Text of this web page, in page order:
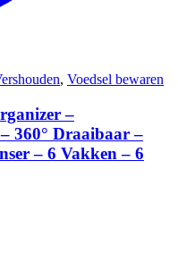
, Voedsel bewaren
–
360° Draaibaar –
– 6 Vakken – 6